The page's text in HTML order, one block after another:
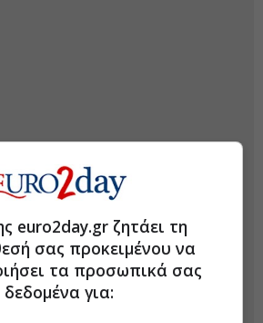
euro2day.gr ζητάει τη
σας προκειμένου να
τα προσωπικά σας
δεδομένα για: